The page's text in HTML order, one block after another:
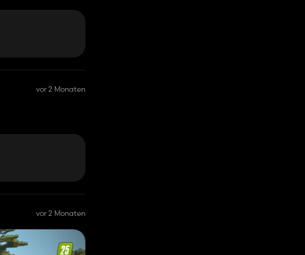
vor 2 Monaten
vor 2 Monaten